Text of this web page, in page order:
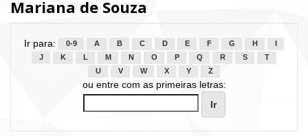
Mariana de Souza
Ir para: 0-9 A B C D E F G H
J
K L M N O P Q R S
T
U
V W X Y Z
ou entre com as primeiras letras: